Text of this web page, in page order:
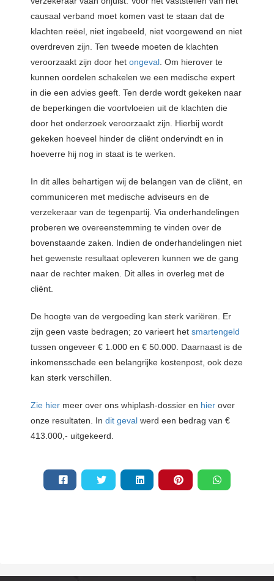
causaal verband moet komen vast te staan dat de
klachten reëel, niet ingebeeld, niet voorgewend en niet
overdreven zijn. Ten tweede moeten de klachten
veroorzaakt zijn door het ongeval . Om hierover te
kunnen oordelen schakelen we een medische expert
in die een advies geeft. Ten derde wordt gekeken naar
de beperkingen die voortvloeien uit de klachten die
door het onderzoek veroorzaakt zijn. Hierbij wordt
gekeken hoeveel hinder de cliënt ondervindt en in
hoeverre hij nog in staat is te werken.
In dit alles behartigen wij de belangen van de cliënt, en
communiceren met medische adviseurs en de
verzekeraar van de tegenpartij. Via onderhandelingen
proberen we overeenstemming te vinden over de
bovenstaande zaken. Indien de onderhandelingen niet
het gewenste resultaat opleveren kunnen we de gang
naar de rechter maken. Dit alles in overleg met de
cliënt.
De hoogte van de vergoeding kan sterk variëren. Er
zijn geen vaste bedragen; zo varieert het smartengeld
tussen ongeveer € 1.000 en € 50.000. Daarnaast is de
inkomensschade een belangrijke kostenpost, ook deze
kan sterk verschillen.
Zie hier meer over ons whiplash-dossier en hier over
onze resultaten. In dit geval werd een bedrag van €
413.000,- uitgekeerd.